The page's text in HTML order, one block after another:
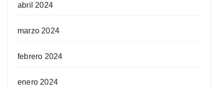
abril 2024
marzo 2024
febrero 2024
enero 2024